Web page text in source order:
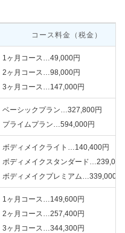
コース料金（税金）
1ヶ月コース…49,000円
2ヶ月コース…98,000円
3ヶ月コース…147,000円
ベーシックプラン…327,800円
プライムプラン…594,000円
ボディメイクライト…140,400円
ボディメイクスタンダード…239,000
ボディメイクプレミアム…339,000円
1ヶ月コース…149,600円
2ヶ月コース…257,400円
3ヶ月コース…344,300円